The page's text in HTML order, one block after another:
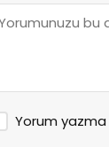
Yorum yazma